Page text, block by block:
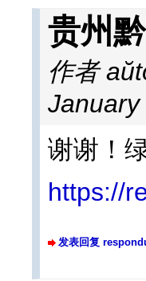
贵州
作者
谢谢！
https://
发表回复